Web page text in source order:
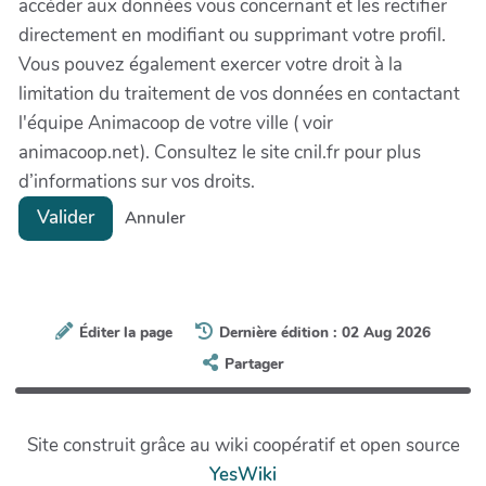
accéder aux données vous concernant et les rectifier
directement en modifiant ou supprimant votre profil.
Vous pouvez également exercer votre droit à la
limitation du traitement de vos données en contactant
l'équipe Animacoop de votre ville ( voir
animacoop.net). Consultez le site cnil.fr pour plus
d’informations sur vos droits.
Valider
Annuler
Éditer la page
Dernière édition : 02 Aug 2026
Partager
Site construit grâce au wiki coopératif et open source
YesWiki